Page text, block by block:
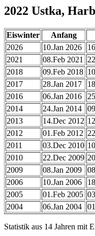
2022 Ustka,
Eiswinter Anfang
2026
10.Jan 2026
2021
08.Feb 2021
2018
09.Feb 2018
2017
28.Jan 2017
2016
06.Jan 2016
2014
24.Jan 2014
2013
14.Dec 2012
2012
01.Feb 2012
2011
03.Dec 2010
2010
22.Dec 2009
2009
08.Jan 2009
2006
10.Jan 2006
2005
01.Feb 2005
2004
06.Jan 2004
Statistik aus 14 Jahren mit